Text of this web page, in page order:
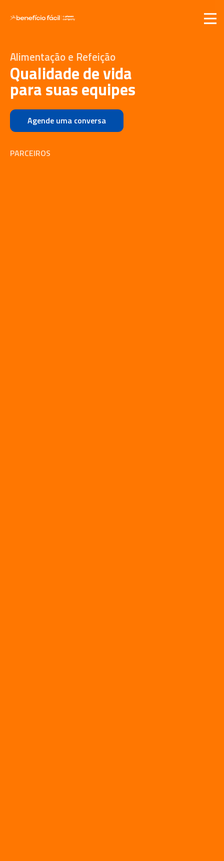
Alimentação e Refeição
Qualidade de vida
para suas equipes
Agende uma conversa
PARCEIROS